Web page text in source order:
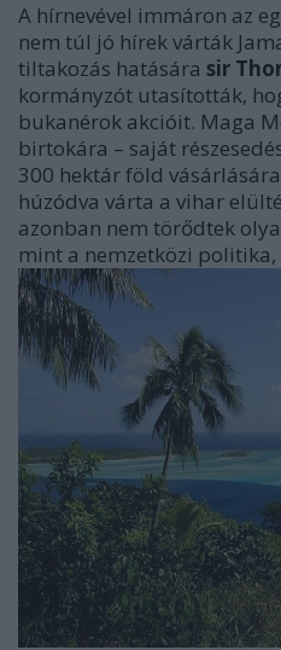
A hírnevével immáron az
nem túl jó hírek várták
tiltakozás hatására sir
kormányzót utasították,
bukanérok akcióit. Maga
birtokára – saját
300 hektár föld
húzódva várta a vihar
azonban nem törődtek
mint a nemzetközi